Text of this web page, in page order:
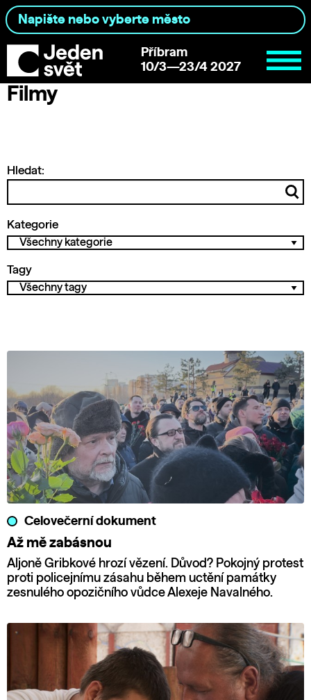
Příbram
10/3—23/4 2027
Filmy
Hledat:
Kategorie
Tagy
Celovečerní dokument
Až mě zabásnou
Aljoně Gribkové hrozí vězení. Důvod? Pokojný protest
proti policejnímu zásahu během uctění památky
zesnulého opozičního vůdce Alexeje Navalného.